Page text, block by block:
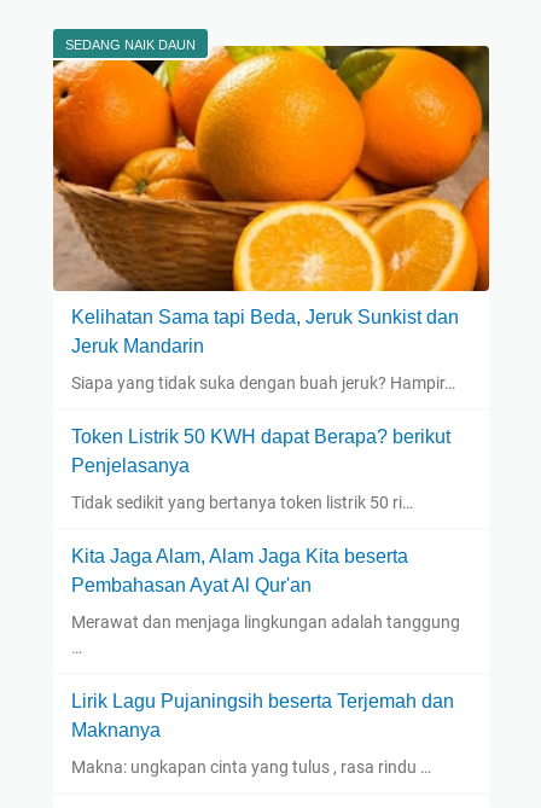
SEDANG NAIK DAUN
Kelihatan Sama tapi Beda, Jeruk Sunkist dan
Jeruk Mandarin
Siapa yang tidak suka dengan buah jeruk? Hampir…
Token Listrik 50 KWH dapat Berapa? berikut
Penjelasanya
Tidak sedikit yang bertanya token listrik 50 ri…
Kita Jaga Alam, Alam Jaga Kita beserta
Pembahasan Ayat Al Qur'an
Merawat dan menjaga lingkungan adalah tanggung
…
Lirik Lagu Pujaningsih beserta Terjemah dan
Maknanya
Makna: ungkapan cinta yang tulus , rasa rindu …